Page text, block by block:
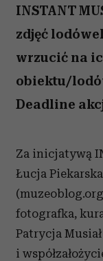
INSTANT
zdjęć
wrzucić na
obiektu/
Deadline
Za inicjatywą
Łucja
fotografka,
Patrycja
i